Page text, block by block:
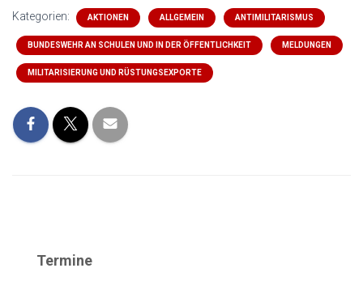
Kategorien: AKTIONEN ALLGEMEIN ANTIMILITARISMUS
BUNDESWEHR AN SCHULEN UND IN DER ÖFFENTLICHKEIT MELDUNGEN
MILITARISIERUNG UND RÜSTUNGSEXPORTE
Termine